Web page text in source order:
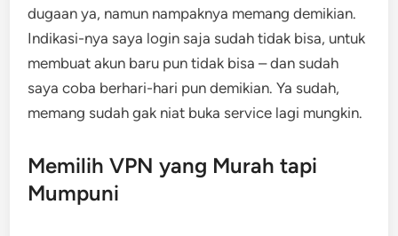
dugaan ya, namun nampaknya memang demikian.
Indikasi-nya saya login saja sudah tidak bisa, untuk
membuat akun baru pun tidak bisa – dan sudah
saya coba berhari-hari pun demikian. Ya sudah,
memang sudah gak niat buka service lagi mungkin.
Memilih VPN yang Murah tapi
Mumpuni